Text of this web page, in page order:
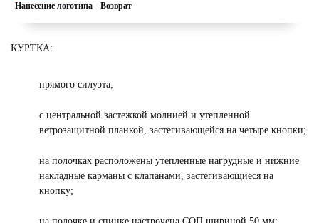
Нанесение логотипа
Возврат
КУРТКА:
прямого силуэта;
с центральной застежкой молнией и утепленной
ветрозащитной планкой, застегивающейся на четыре кнопки;
на полочках расположены утепленные нагрудные и нижние
накладные карманы с клапанами, застегивающиеся на
кнопку;